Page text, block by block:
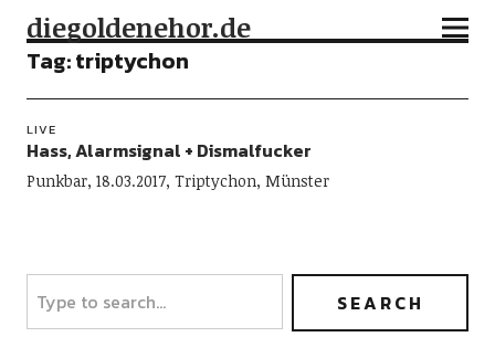
diegoldenehor.de
Tag:triptychon
LIVE
Hass, Alarmsignal + Dismalfucker
Punkbar, 18.03.2017, Triptychon, Münster